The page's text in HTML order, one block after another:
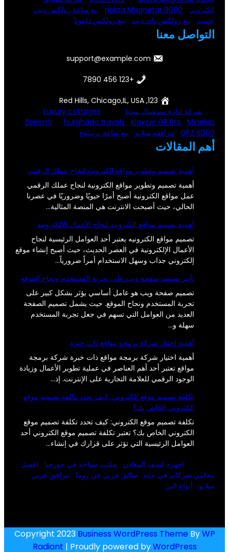
الكتروني
Nokta Magnetar 9000
بيع ساعة رولكس ديت
جست
بيع رولكس داي ديت بيع رولكس دايتونا
التواصل معنا
support@example.com
+123 456 7890
شركة ادارة سوشيال ميديا
Luxury cottages
Borjomi
hurghada travels Klayzer GR Pro
Minelab
GPZ 8000
مرافقه ميلانو بيع ساعة بريتلينج
أهم المقالات
أهمية تصميم وتطوير مواقع الكترونية لنجاح عملك الرقمي
أهمية تصميم وتطوير مواقع الكترونية لنجاح عملك الرقمي
عمل مواقع الكترونية أصبح أمرًا حيويًا وضروريًا في عصرنا
الحالي، حيث أصبحت الانترنت هي المنصة المثالية…
أهمية تصميم مواقع الكترونية لنجاح الأعمال الإلكترونية
تصميم مواقع الكترونيه يعتبر أحد العوامل الرئيسية لنجاح
الأعمال الإلكترونية في العصر الحديث، حيث أصبح إنشاء موقع
إلكتروني جذاب وسهل الاستخدام أمراً ضرورياً…
تأثير تصميم صفحة ويب على تجربة المستخدم ونجاح الموقع
تصميم صفحة ويب هو عامل أساسي يؤثر بشكل كبير على
تجربة المستخدم ونجاح الموقع. حيث يشمل تصميم الصفحة
العديد من العوامل التي تسهم في جعل تجربة المستخدم
سهلة و…
أهمية اختيار شركة برمجة مواقع ذات خبرة
أهمية اختيار شركة برمجة مواقع ذات خبرة شركة برمجة
مواقع تعتبر أحد أهم العناصر في عملية تطوير الأعمال وزيادة
الوجود الرقمي للعلامة التجارية على الإنترنت. إذ…
تكلفة تصميم موقع الكتروني: كيف تحدد تكلفة تصميم موقع
الكتروني الخاص بك؟
تكلفة تصميم موقع الكتروني: كيف تحدد تكلفة تصميم موقع
الكتروني الخاص بك؟ تعتبر تكلفة تصميم موقع الكتروني أحد
العوامل الرئيسية التي تؤثر على قرارك في إنشاء…
اجهزة كشف المعادن مكتب سياحة في جورجيا
افضل
محامي شركات في جدة
سائق عربي في روما
مرافق عربي
ميلانو
أنواع البن
Copyright 2023 Business WordPress Theme ByWP
Radiant | Proudly powered byWordPress